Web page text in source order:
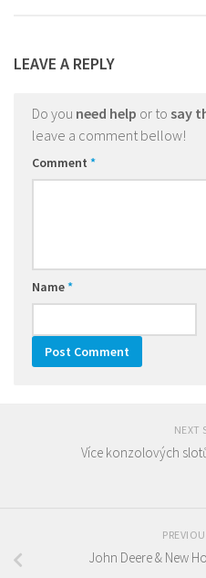
LEAVE A REPLY
Do you need help or to say
leave a comment bellow!
Comment *
Name*
NEXT
Více konzolových
John Deere & New